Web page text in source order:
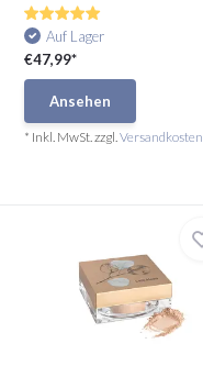
Auf Lager
€47,99*
Ansehen
* Inkl. MwSt. zzgl.Versandkosten